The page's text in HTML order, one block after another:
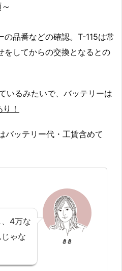
の品番などの確認。T-115は常
をしてからの交換となるとの
いるみたいで、バッテリーは
！
バッテリー代・工賃含めて
4万な
ゃな
きき